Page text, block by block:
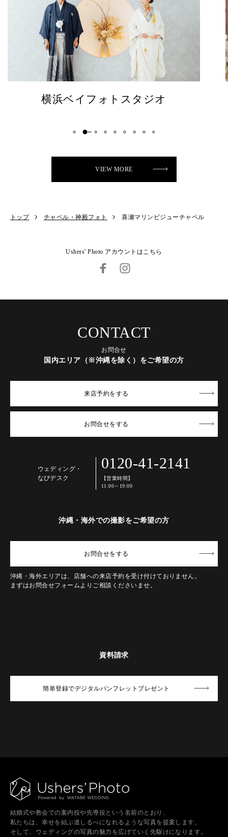
横浜ベイフォトスタジオ
VIEW MORE
トップ チャペル・神殿フォト 喜瀬マリンビジューチャペル
Ushers' Photo アカウントはこちら
CONTACT
お問合せ
国内エリア（※沖縄を除く）をご希望の方
来店予約をする
お問合せをする
ウェディング・
なびデスク
0120-41-2141
【営業時間】
11:00～19:00
沖縄・海外での撮影をご希望の方
お問合せをする
沖縄・海外エリアは、店舗への来店予約を受け付けておりません。
まずはお問合せフォームよりご相談くださいませ。
資料請求
簡単登録でデジタルパンフレットプレゼント
結婚式や教会での案内役や先導役という名前のとおり、
私たちは、幸せを結ぶ道しるべになれるような写真を提案します。
そして、ウェディングの写真の魅力を広げていく先駆けになります。